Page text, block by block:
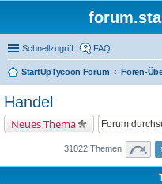
Schnellzugriff FAQ
StartUpTycoon Forum Foren-
Handel
Neues Thema
31022 Themen 1